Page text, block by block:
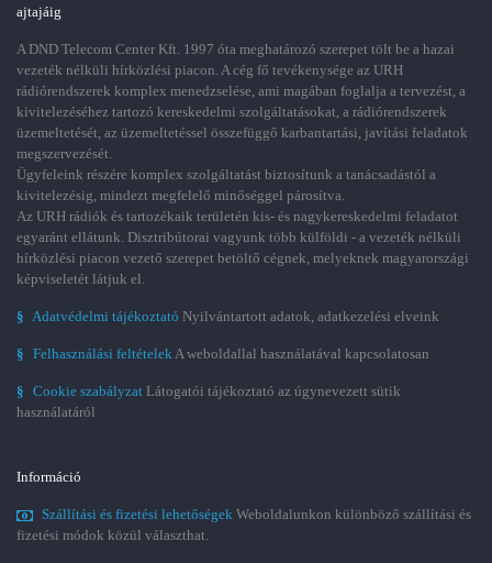
ajtajáig
A DND Telecom Center Kft. 1997 óta meghatározó szerepet tölt be a hazai
vezeték nélküli hírközlési piacon. A cég fő tevékenysége az URH
rádiórendszerek komplex menedzselése, ami magában foglalja a tervezést, a
kivitelezéséhez tartozó kereskedelmi szolgáltatásokat, a rádiórendszerek
üzemeltetését, az üzemeltetéssel összefüggő karbantartási, javítási feladatok
megszervezését.
Ügyfeleink részére komplex szolgáltatást biztosítunk a tanácsadástól a
kivitelezésig, mindezt megfelelő minőséggel párosítva.
Az URH rádiók és tartozékaik területén kis- és nagykereskedelmi feladatot
egyaránt ellátunk. Disztribútorai vagyunk több külföldi - a vezeték nélküli
hírközlési piacon vezető szerepet betöltő cégnek, melyeknek magyarországi
képviseletét látjuk el.
§ Adatvédelmi tájékoztató Nyilvántartott adatok, adatkezelési elveink
§ Felhasználási feltételekA weboldallal használatával kapcsolatosan
§ Cookie szabályzat Látogatói tájékoztató az úgynevezett sütik
használatáról
Információ
Szállítási és fizetési lehetőségek Weboldalunkon különböző szállítási és
fizetési módok közül választhat.